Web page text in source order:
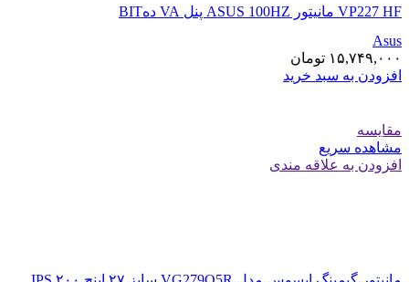
VP227 HF مانیتور ASUS 100HZ پنل VA دهBIT
Asus
۱۵,۷۴۹,۰۰۰ تومان
افزودن به سبد خرید
مقایسه
مشاهده سریع
افزودن به علاقه مندی